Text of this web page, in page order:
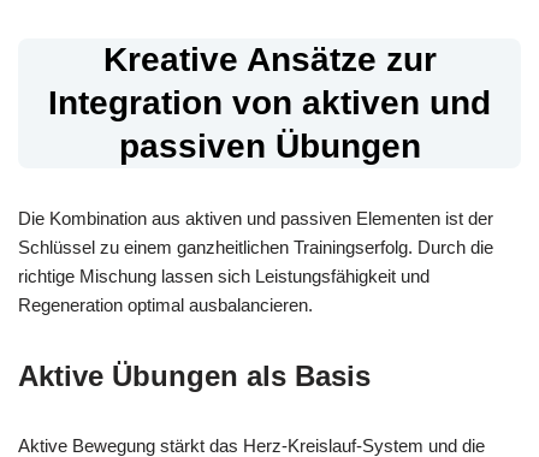
Kreative Ansätze zur
Integration von aktiven und
passiven Übungen
Die Kombination aus aktiven und passiven Elementen ist der
Schlüssel zu einem ganzheitlichen Trainingserfolg. Durch die
richtige Mischung lassen sich Leistungsfähigkeit und
Regeneration optimal ausbalancieren.
Aktive Übungen als Basis
Aktive Bewegung stärkt das Herz-Kreislauf-System und die